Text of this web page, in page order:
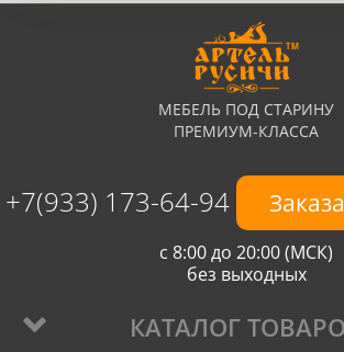
МЕБЕЛЬ ПОД СТАРИНУ
ПРЕМИУМ-КЛАССА
+7(933) 173-64-94
с 8:00 до 20:00 (МСК)
без выходных
КАТАЛОГ